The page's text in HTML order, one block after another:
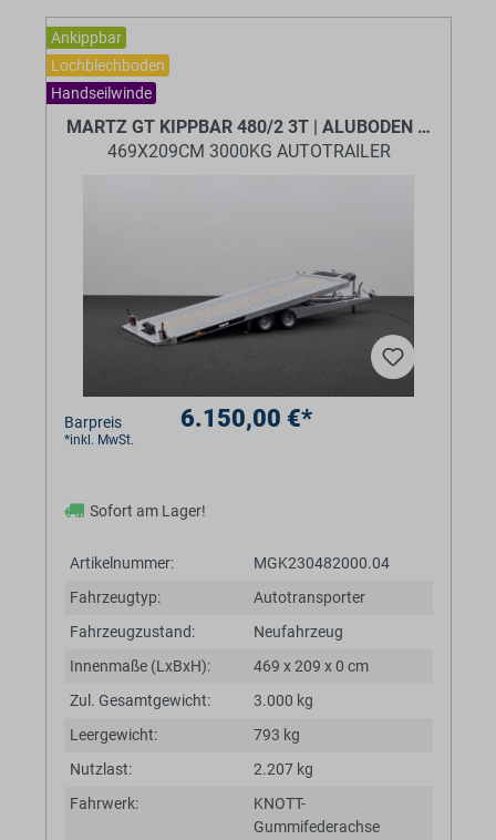
Ankippbar
Lochblechboden
Handseilwinde
MARTZ GT KIPPBAR 480/2 3T | ALUBODEN MITTIG
469X209CM 3000KG AUTOTRAILER
Barpreis 6.150,00 €*
*inkl. MwSt.
Sofort am Lager!
Artikelnummer:
MGK230482000.04
Fahrzeugtyp:
Autotransporter
Fahrzeugzustand:
Neufahrzeug
Innenmaße (LxBxH):
469 x 209 x 0 cm
Zul. Gesamtgewicht:
3.000 kg
Leergewicht:
793 kg
Nutzlast:
2.207 kg
Fahrwerk:
KNOTT-
Gummifederachse